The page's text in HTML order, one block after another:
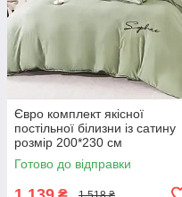
Євро комплект якісної
постільної білизни із сатину
розмір 200*230 см
Готово до відправки